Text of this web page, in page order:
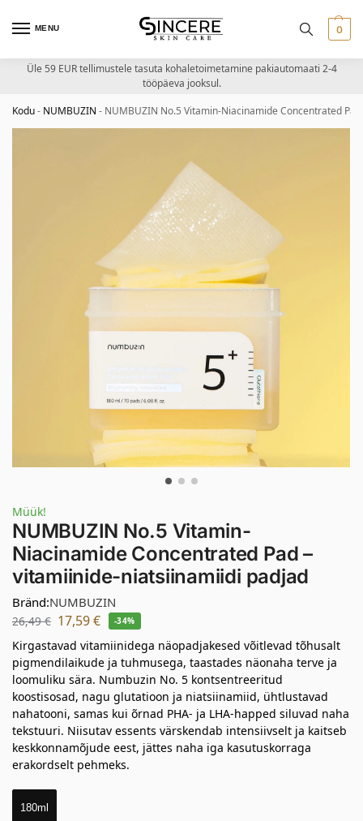
MENU 0
Üle 59 EUR tellimustele tasuta kohaletoimetamine pakiautomaati 2-4
tööpäeva jooksul.
Kodu- NUMBUZIN - NUMBUZIN No.5 Vitamin-Niacinamide Concentrated
Müük!
NUMBUZIN No.5 Vitamin-
Niacinamide Concentrated Pad –
vitamiinide-niatsiinamiidi padjad
Bränd:NUMBUZIN
26,49€ 17,59€ -34%
Kirgastavad vitamiinidega näopadjakesed võitlevad tõhusalt
pigmendilaikude ja tuhmusega, taastades näonaha terve ja
loomuliku sära. Numbuzin No. 5 kontsentreeritud
koostisosad, nagu glutatioon ja niatsiinamiid, ühtlustavad
nahatooni, samas kui õrnad PHA- ja LHA-happed siluvad naha
tekstuuri. Niisutav essents värskendab intensiivselt ja kaitseb
keskkonnamõjude eest, jättes naha iga kasutuskorraga
erakordselt pehmeks.
180ml